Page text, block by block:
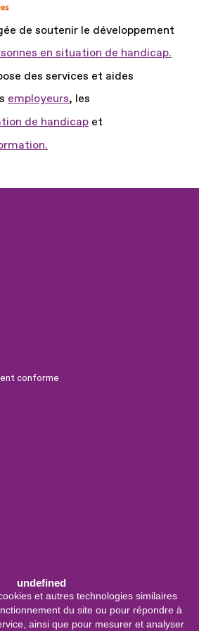
undefined
et autres technologies similaires
du site ou pour répondre à
ainsi que pour mesurer et analyser
de soutenir le développement
en situation de handicap.
des services et aides
employeurs, les
de handicap et
conforme